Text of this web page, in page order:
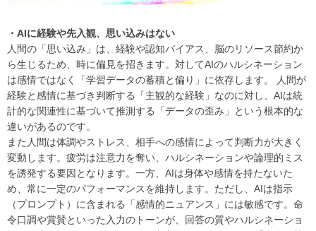
・AIに経験や先入観、思い込みはない
人間の「思い込み」は、経験や認知バイアス、脳のリソース節約か
ら生じるため、時に偏見を招きます。対してAIのハルシネーション
は感情ではなく「学習データの蓄積と偏り」に依存します。 人間が
経験と感情に基づき判断する「主観的な経験」なのに対し、AIは統
計的な関連性に基づいて推測する「データの歪み」という根本的な
違いがあるのです。
また人間は体調やストレス、相手への感情によって判断力が大きく
変動します。疲労は注意力を奪い、ハルシネーションや論理的ミス
を誘発する要因となります。一方、AIは身体や感情を持たないた
め、常に一定のパフォーマンスを維持します。ただし、AIは指示
（プロンプト）に含まれる「感情的ニュアンス」には敏感です。命
令口調や賞賛といった入力のトーンが、回答の質やハルシネーショ